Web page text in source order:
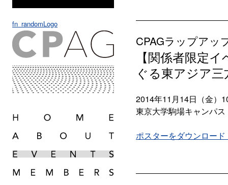
fn_randomLogo
CPAGラップアッ
【関係者限定
ぐる東アジア三
2014年11月14日（金）
東京大学駒場キャンパ
ポスターをダウンロー